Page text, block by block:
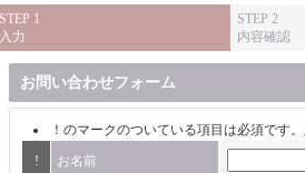
STEP 1
入力
STEP 2
内容確認
お問い合わせフォーム
！ のマークのついている項目は必須です。
!
お名前